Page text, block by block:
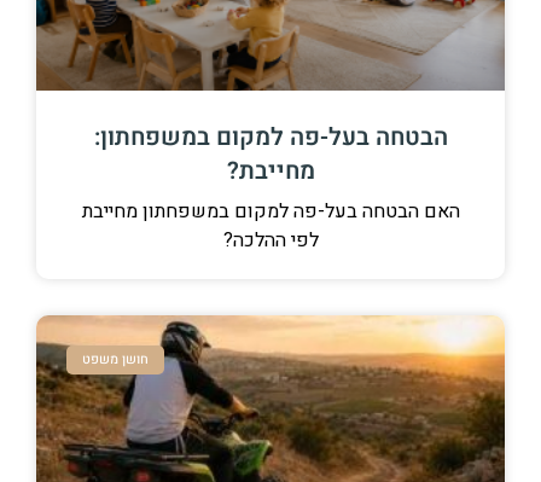
הבטחה בעל-פה למקום במשפחתון:
מחייבת?
האם הבטחה בעל-פה למקום במשפחתון מחייבת
לפי ההלכה?
חושן משפט